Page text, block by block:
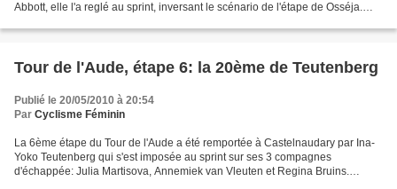
Abbott, elle l'a reglé au sprint, inversant le scénario de l'étape de Osséja.
Tour de l'Aude, étape 6: la 20ème de Teutenberg
Publié le 20/05/2010 à 20:54
Par Cyclisme Féminin
La 6ème étape du Tour de l'Aude a été remportée à Castelnaudary par Ina-
Yoko Teutenberg qui s'est imposée au sprint sur ses 3 compagnes
d'échappée: Julia Martisova, Annemiek van Vleuten et Regina Bruins.